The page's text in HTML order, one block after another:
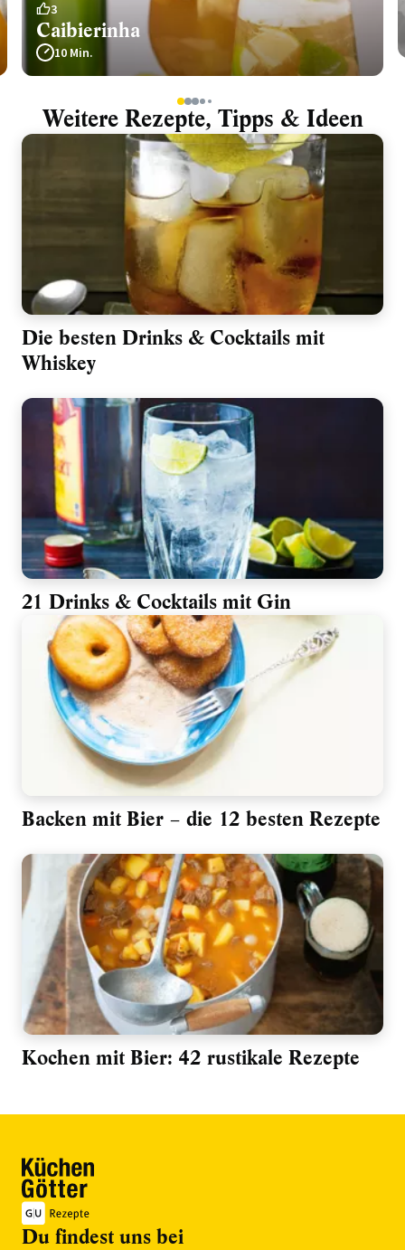
3
Caibierinha
10 Min.
1234 5
Weitere Rezepte, Tipps & Ideen
Die besten Drinks & Cocktails mit
Whiskey
21 Drinks & Cocktails mit Gin
Backen mit Bier – die 12 besten Rezepte
Kochen mit Bier: 42 rustikale Rezepte
Du findest uns bei